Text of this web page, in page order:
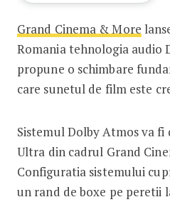
Revolutia
Grand Cinema & More
Romania tehnologia audio
propune o schimbare
care sunetul de film este
Sistemul Dolby Atmos va fi
Ultra din cadrul Grand
Configuratia sistemului
un rand de boxe pe peretii